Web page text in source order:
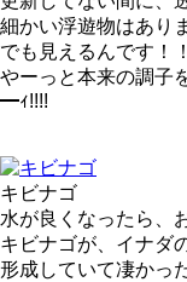
細かい浮遊物はあり
でも見えるんです！！
やーっと本来の調子
━ｨ!!!!
キビナゴ
水が良くなったら、
キビナゴが、イナダ
形成していて凄かっ